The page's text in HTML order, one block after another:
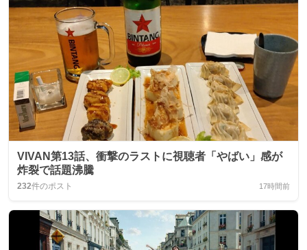
VIVAN第13話、衝撃のラストに視聴者「やばい」感が
炸裂で話題沸騰
232件のポスト 17時間前